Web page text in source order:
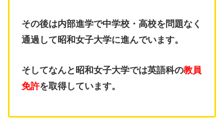
その後は内部進学で中学校・高校を問題なく
通過して昭和女子大学に進んでいます。
そしてなんと昭和女子大学では英語科の教員
免許を取得しています。